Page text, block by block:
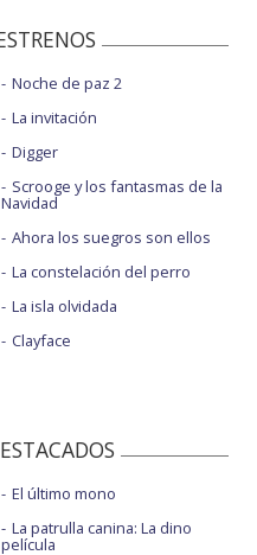
Noche de paz 2
La invitación
Digger
Scrooge y los fantasmas de la
Navidad
Ahora los suegros son ellos
La constelación del perro
La isla olvidada
Clayface
El último mono
La patrulla canina: La dino
película